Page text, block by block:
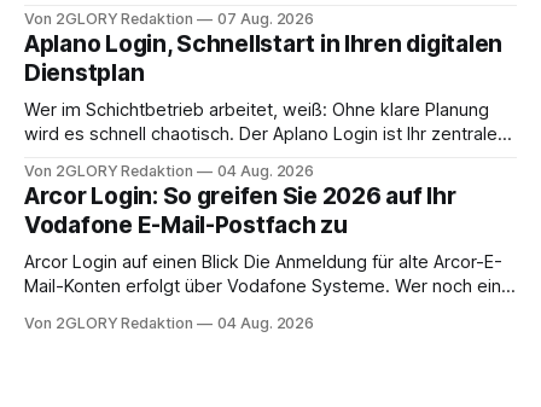
erledigen? Die kurze Antwort: Bei einfachen
Einkommensverhältnissen reicht häufig eine Steuersoftware
aus – sobald jedoch mehrere Einkunftsarten
zusammentreffen oder größere finanzielle Veränderungen
anstehen, zahlt sich professionelle Unterstützung meist
Von 2GLORY Redaktion 07 Aug. 2026
Aplano Login, Schnellstart in Ihren digitalen
Dienstplan
Wer im Schichtbetrieb arbeitet, weiß: Ohne klare Planung
wird es schnell chaotisch. Der Aplano Login ist Ihr zentraler
abwesenheiten und die gesamte kommunikation rund um
Ihr personal digital zu organisieren. In diesem Leitfaden
erfahren Sie alles, was Sie für einen reibungslosen Einstieg
brauchen, von der Registrierung
Von 2GLORY Redaktion 04 Aug. 2026
Arcor Login: So greifen Sie 2026 auf Ihr
Vodafone E-Mail-Postfach zu
Arcor Login auf einen Blick Die Anmeldung für alte Arcor-E-
Mail-Konten erfolgt über Vodafone Systeme. Wer noch eine
besitzt, loggt sich heute über das Vodafone E-Mail & Cloud
Von 2GLORY Redaktion 04 Aug. 2026